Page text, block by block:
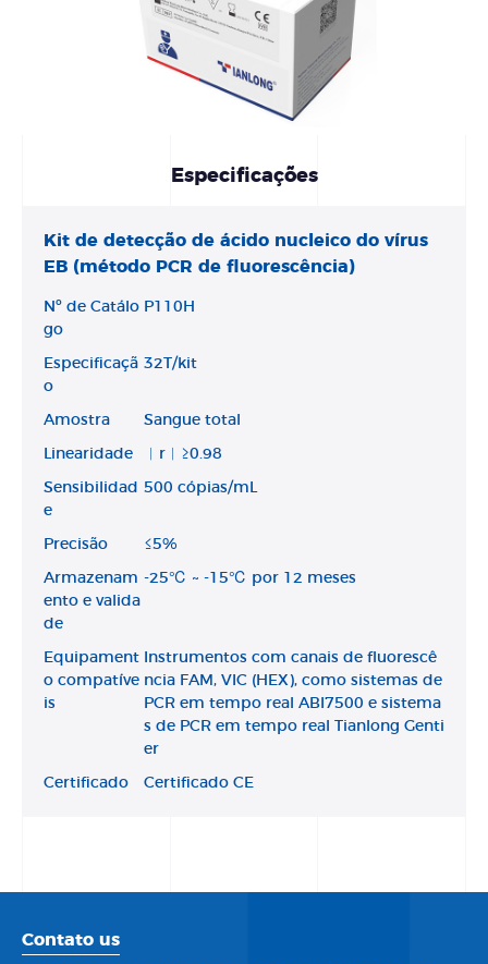
Especificações
Kit de detecção de ácido nucleico do vírus
EB (método PCR de fluorescência)
Nº de Catálo
go
P110H
Especificaçã
o
32T/kit
Amostra Sangue total
Linearidade ︱r︱≥0.98
Sensibilidad
e
500 cópias/mL
Precisão ≤5%
Armazenam
ento e valida
de
-25℃ ~ -15℃ por 12 meses
Equipament
o compatíve
is
Instrumentos com canais de fluorescê
ncia FAM, VIC (HEX), como sistemas de
PCR em tempo real ABI7500 e sistema
s de PCR em tempo real Tianlong Genti
er
Certificado Certificado CE
Contato us